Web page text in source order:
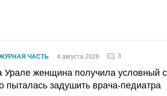
ЧАСТЬ 4 августа 2026 3
Урале женщина получила условный
пыталась задушить врача-педиатра